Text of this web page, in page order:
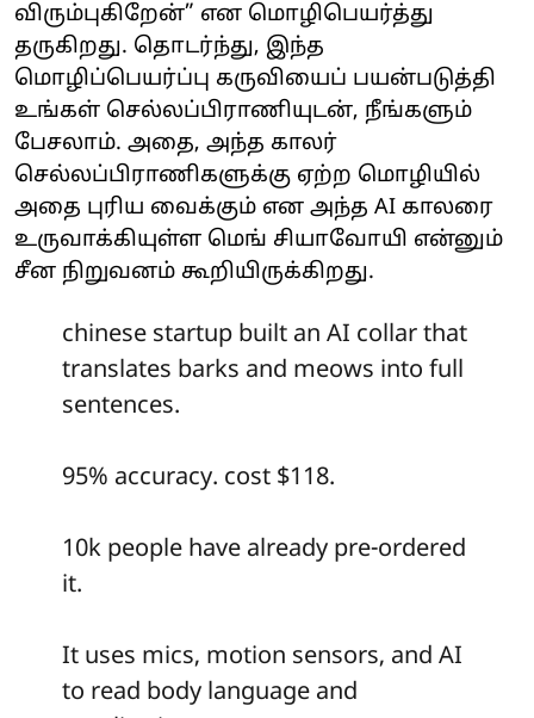
விரும்புகிறேன்” என மொழிபெயர்த்து
தருகிறது. தொடர்ந்து, இந்த
மொழிப்பெயர்ப்பு கருவியைப் பயன்படுத்தி
உங்கள் செல்லப்பிராணியுடன், நீங்களும்
பேசலாம். அதை, அந்த காலர்
செல்லப்பிராணிகளுக்கு ஏற்ற மொழியில்
அதை புரிய வைக்கும் என அந்த AI காலரை
உருவாக்கியுள்ள மெங் சியாவோயி என்னும்
சீன நிறுவனம் கூறியிருக்கிறது.
chinese startup built an AI collar that
translates barks and meows into full
sentences.
95% accuracy. cost $118.
10k people have already pre-ordered
it.
It uses mics, motion sensors, and AI
to read body language and